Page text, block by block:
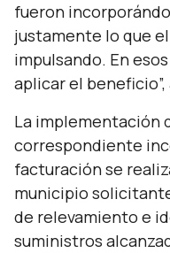
fueron
justamente lo que
impulsando. En
aplicar el beneficio
La implementación
correspondiente
facturación se
municipio
de relevamiento e
suministros